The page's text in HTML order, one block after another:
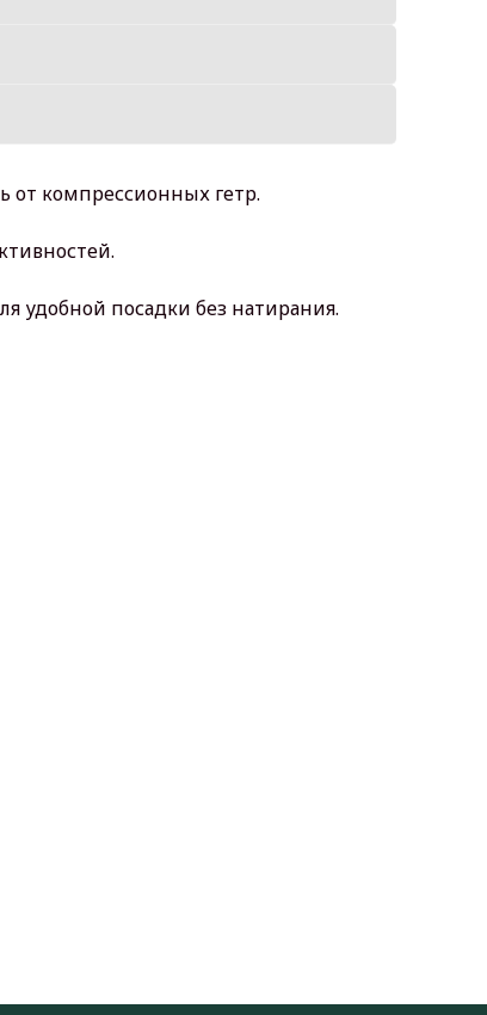
от компрессионных гетр.
удобной посадки без натирания.